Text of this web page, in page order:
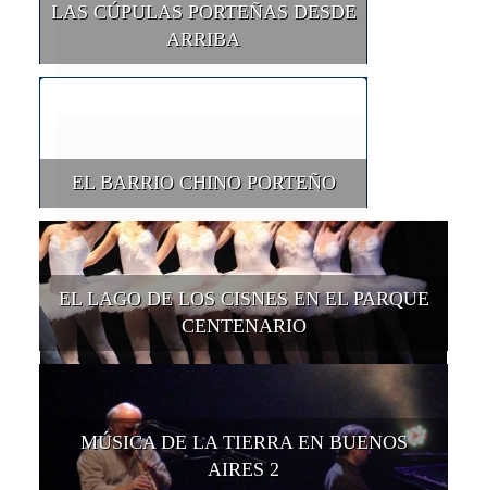
LAS CÚPULAS PORTEÑAS DESDE
ARRIBA
EL BARRIO CHINO PORTEÑO
EL LAGO DE LOS CISNES EN EL PARQUE
CENTENARIO
MÚSICA DE LA TIERRA EN BUENOS
AIRES 2